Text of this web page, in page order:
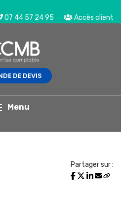
07 44 57 24 95 Accès client
DE DEVIS
Menu
mois
Partager sur :